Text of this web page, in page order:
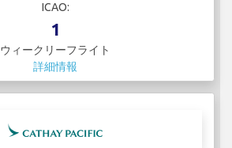
ICAO:
1
ウィークリーフライト
詳細情報